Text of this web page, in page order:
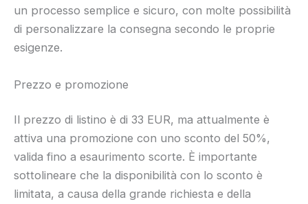
un processo semplice e sicuro, con molte possibilità
di personalizzare la consegna secondo le proprie
esigenze.
Prezzo e promozione
Il prezzo di listino è di 33 EUR, ma attualmente è
attiva una promozione con uno sconto del 50%,
valida fino a esaurimento scorte. È importante
sottolineare che la disponibilità con lo sconto è
limitata, a causa della grande richiesta e della